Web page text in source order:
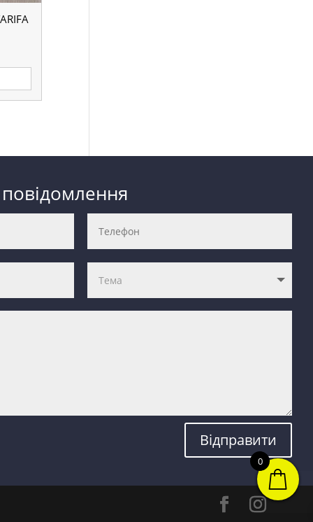
Відправити
0